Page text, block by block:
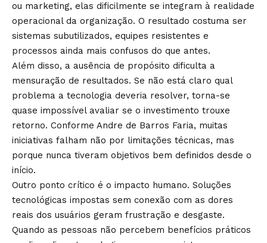
ou marketing, elas dificilmente se integram à realidade
operacional da organização. O resultado costuma ser
sistemas subutilizados, equipes resistentes e
processos ainda mais confusos do que antes.
Além disso, a ausência de propósito dificulta a
mensuração de resultados. Se não está claro qual
problema a tecnologia deveria resolver, torna-se
quase impossível avaliar se o investimento trouxe
retorno. Conforme Andre de Barros Faria, muitas
iniciativas falham não por limitações técnicas, mas
porque nunca tiveram objetivos bem definidos desde o
início.
Outro ponto crítico é o impacto humano. Soluções
tecnológicas impostas sem conexão com as dores
reais dos usuários geram frustração e desgaste.
Quando as pessoas não percebem benefícios práticos